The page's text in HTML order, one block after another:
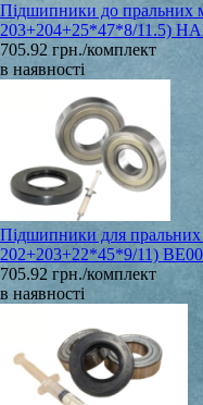
Підшипники до пральних
203+204+25*47*8/11.5)
705.92 грн./комплект
в наявності
Підшипники для
202+203+22*45*9/11)
705.92 грн./комплект
в наявності